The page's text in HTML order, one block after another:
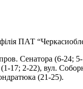
ПАТ
Сенатора (6-24;
(1-17; 2-22), вул.
(21-25).